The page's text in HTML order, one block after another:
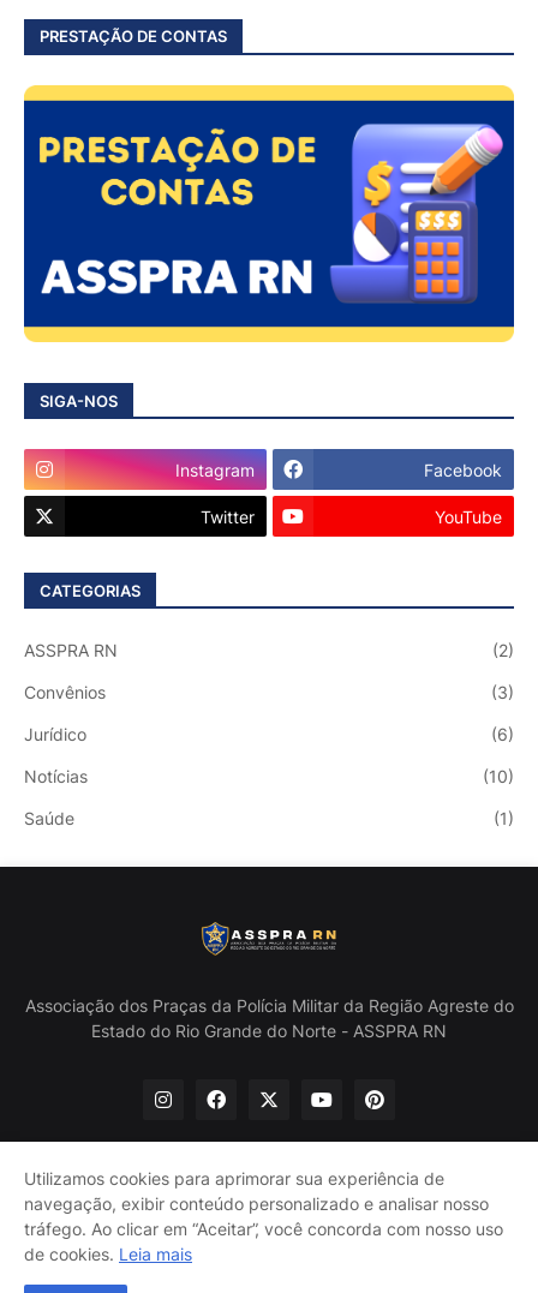
PRESTAÇÃO DE CONTAS
SIGA-NOS
Instagram Facebook
Twitter YouTube
CATEGORIAS
ASSPRA RN (2)
Convênios (3)
Jurídico (6)
Notícias (10)
Saúde (1)
Associação dos Praças da Polícia Militar da Região Agreste do
Estado do Rio Grande do Norte - ASSPRA RN
@ASSPRA RN Todos os direitos reservados. Design por
Início Quem Somos
Política de Privacidade
Contate-nos
Utilizamos cookies para aprimorar sua experiência de
navegação, exibir conteúdo personalizado e analisar nosso
tráfego. Ao clicar em “Aceitar”, você concorda com nosso uso
de cookies. Leia mais